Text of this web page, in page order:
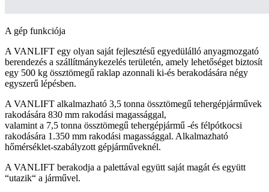
A gép funkciója
A VANLIFT egy olyan saját fejlesztésű egyedülálló anyagmozgató
berendezés a szállítmánykezelés területén, amely lehetőséget biztosít
egy 500 kg össztömegű raklap azonnali ki-és berakodására négy
egyszerű lépésben.
A VANLIFT alkalmazható 3,5 tonna össztömegű tehergépjárművek
rakodására 830 mm rakodási magassággal,
valamint a 7,5 tonna össztömegű tehergépjármű -és félpótkocsi
rakodására 1.350 mm rakodási magassággal. Alkalmazható
hőmérséklet-szabályzott gépjárműveknél.
A VANLIFT berakodja a palettával együtt saját magát és együtt
“utazik“ a járművel.